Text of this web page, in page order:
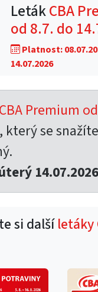
LetákCBA
od 8.7. do
Platnost:
14.07.2026
CBA Premium
, který se
14.07.2026
si dalšíletáky